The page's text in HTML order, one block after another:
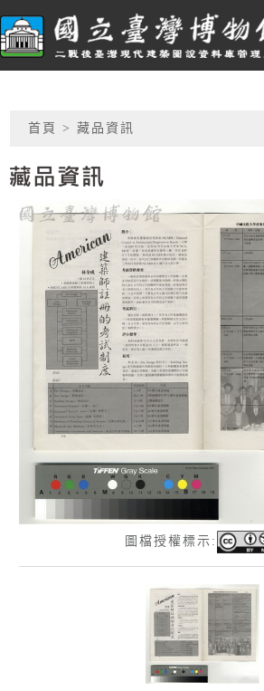
臺博館建築圖
網頁導覽
:::
首頁 > 藏品資訊
藏品資訊
圖檔授權標示: